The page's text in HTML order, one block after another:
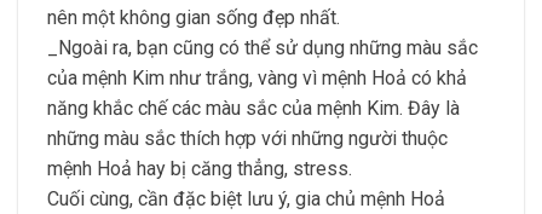
nên một không gian sống đẹp nhất.
_Ngoài ra, bạn cũng có thể sử dụng những màu sắc
của mệnh Kim như trắng, vàng vì mệnh Hoả có khả
năng khắc chế các màu sắc của mệnh Kim. Đây là
những màu sắc thích hợp với những người thuộc
mệnh Hoả hay bị căng thẳng, stress.
Cuối cùng, cần đặc biệt lưu ý, gia chủ mệnh Hoả